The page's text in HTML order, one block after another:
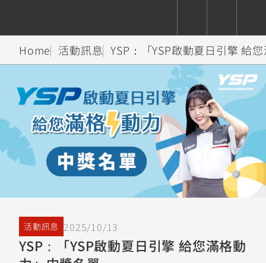
依排氣量
Super
Sport
Hyper
Naked
Sport
Heritage
YZF-R9
550+
550+
MT-
09
Y-
MT-
09
550+
MT-
XSR
700
550+
155
依排氣量
Premium Sport FashionAdventureFamily
TMAX
550+
251~549
CYGNUS
XR
150
CYGNUS
X
125
Limi
125
BW'S
125
AXIS
Z /
Zii
125
JOG
CUXiE
追蹤愛車
我的愛車 瀏覽紀錄
Home 活動訊息 YSP：「YSP啟動夏日引擎 給
活動訊息 2025/10/13
YSP：「YSP啟動夏日引擎 給您滿格動